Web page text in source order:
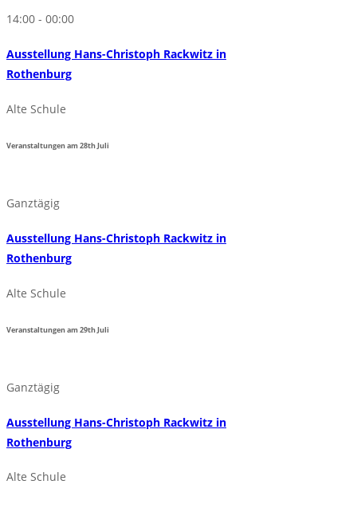
14:00 - 00:00
Ausstellung Hans-Christoph Rackwitz in
Rothenburg
Alte Schule
Veranstaltungen am28thJuli
Ganztägig
Ausstellung Hans-Christoph Rackwitz in
Rothenburg
Alte Schule
Veranstaltungen am29thJuli
Ganztägig
Ausstellung Hans-Christoph Rackwitz in
Rothenburg
Alte Schule